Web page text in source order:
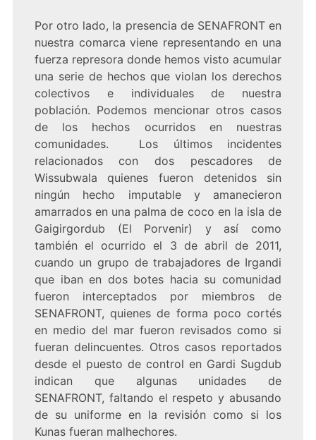
Por otro lado, la presencia de SENAFRONT en
nuestra comarca viene representando en una
fuerza represora donde hemos visto acumular
una serie de hechos que violan los derechos
colectivos e individuales de nuestra
población. Podemos mencionar otros casos
de los hechos ocurridos en nuestras
comunidades. Los últimos incidentes
relacionados con dos pescadores de
Wissubwala quienes fueron detenidos sin
ningún hecho imputable y amanecieron
amarrados en una palma de coco en la isla de
Gaigirgordub (El Porvenir) y así como
también el ocurrido el 3 de abril de 2011,
cuando un grupo de trabajadores de Irgandi
que iban en dos botes hacia su comunidad
fueron interceptados por miembros de
SENAFRONT, quienes de forma poco cortés
en medio del mar fueron revisados como si
fueran delincuentes. Otros casos reportados
desde el puesto de control en Gardi Sugdub
indican que algunas unidades de
SENAFRONT, faltando el respeto y abusando
de su uniforme en la revisión como si los
Kunas fueran malhechores.